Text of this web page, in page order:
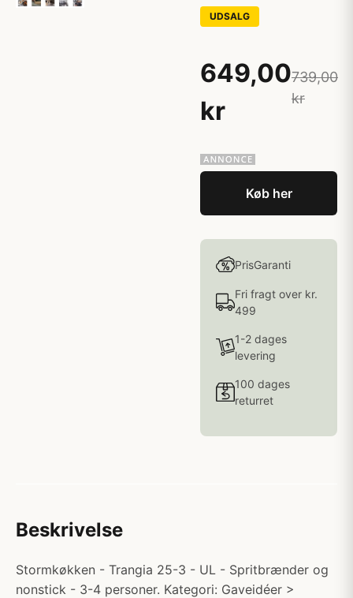
UDSALG
649,00
kr
739,00
kr
Køb her
PrisGaranti
Fri fragt over kr.
499
1-2 dages
levering
100 dages
returret
Beskrivelse
Stormkøkken - Trangia 25-3 - UL - Spritbrænder og
nonstick - 3-4 personer. Kategori: Gaveidéer >